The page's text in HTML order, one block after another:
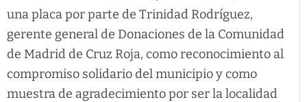
una placa por parte de Trinidad Rodríguez,
gerente general de Donaciones de la Comunidad
de Madrid de Cruz Roja, como reconocimiento al
compromiso solidario del municipio y como
muestra de agradecimiento por ser la localidad